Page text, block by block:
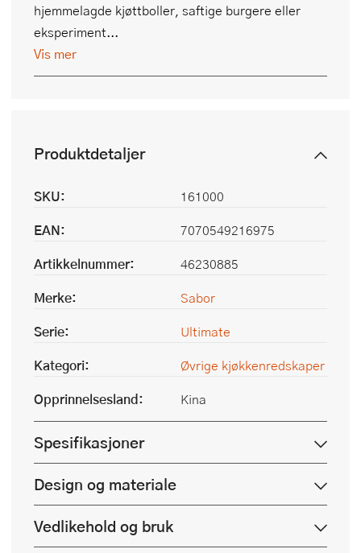
hjemmelagde kjøttboller, saftige burgere eller
eksperiment...
Vis mer
Produktdetaljer
SKU:
161000
EAN:
7070549216975
Artikkelnummer:
46230885
Merke:
Sabor
Serie:
Ultimate
Kategori:
Øvrige kjøkkenredskaper
Opprinnelsesland:
Kina
Spesifikasjoner
Design og materiale
Vedlikehold og bruk